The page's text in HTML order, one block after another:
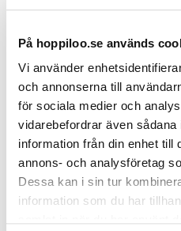
På hoppiloo.se används
Vi använder
och annonserna till
för sociala medier och
vidarebefordrar även
information från din enhet till
annons- och analysföretag
Dessa kan i sin tur
information som du har
KÖP NU